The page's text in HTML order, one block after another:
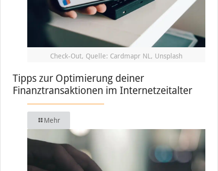
Check-Out, Quelle: Cardmapr NL, Unsplash
Tipps zur Optimierung deiner
Finanztransaktionen im Internetzeitalter
Mehr